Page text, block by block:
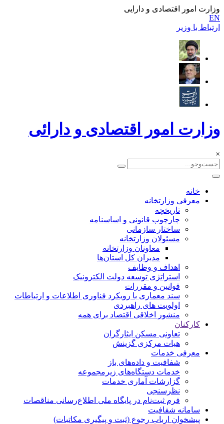
وزارت امور اقتصادی و دارایی
EN
ارتباط با وزیر
وزارت امور اقتصادی و دارائی
×
خانه
معرفی وزارتخانه
تاریخچه
چارچوب قانونی و اساسنامه
ساختار سازمانی
مسئولان وزارتخانه
معاونان وزارتخانه
مدیران کل استان‌ها
اهداف و وظایف
استراتژی توسعه دولت الکترونیک
قوانین و مقررات
سند معماری با رویکرد فناوری اطلاعات و ارتباطات
اولویت های راهبردی
منشور اخلاقی اقتصاد برای همه
کارکنان
تعاونی مسکن ایثارگران
هیات مرکزی گزینش
معرفی خدمات
شفافیت و داده‌های باز
خدمات دستگاه‌های زیرمجموعه
گزارشات آماری خدمات
نظرسنجی
فرم ثبت‌نام در پایگاه ملی اطلاع‌رسانی مناقصات
سامانه شفافیت
پیشخوان ارباب رجوع (ثبت و پیگیری مکاتبات)